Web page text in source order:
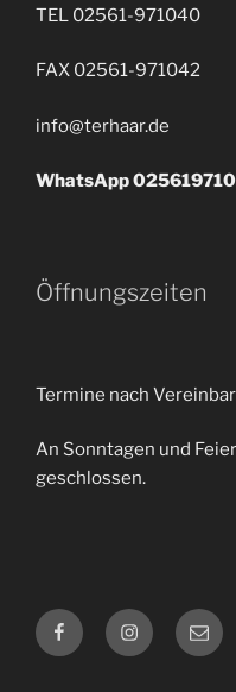
TEL 02561-971040
FAX 02561-971042
info@terhaar.de
WhatsApp
Öffnungszeiten
Termine nach
An Sonntagen und
geschlossen.
FacebookInstagram
E-
Mail